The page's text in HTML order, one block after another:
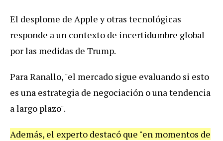
El desplome de Apple y otras tecnológicas
responde a un contexto de incertidumbre global
por las medidas de Trump.
Para Ranallo, "el mercado sigue evaluando si esto
es una estrategia de negociación o una tendencia
a largo plazo".
Además, el experto destacó que "en momentos de